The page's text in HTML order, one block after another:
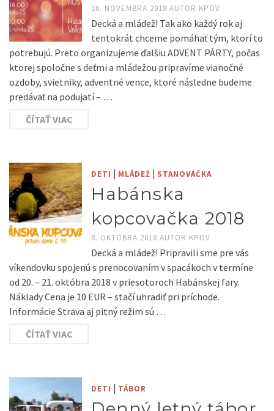
16. NOVEMBRA 2018AUTOR KPOV
Decká a mládež! Tak ako každý rok aj
tentokrát chceme pomáhať tým, ktorí to
potrebujú. Preto organizujeme ďalšiu ADVENT PÁRTY, počas
ktorej spoločne s deťmi a mládežou pripravíme vianočné
ozdoby, svietniky, adventné vence, ktoré následne budeme
predávať na podujatí – …
ČÍTAŤ VIAC
DETI | MLÁDEŽ | STANOVAČKA
Habánska
kopcovačka 2018
8. OKTÓBRA 2018AUTOR KPOV
Decká a mládež! Pripravili sme pre vás
víkendovku spojenú s prenocovaním v spacákoch v termíne
od 20. – 21. októbra 2018 v priesotoroch Habánskej fary.
Náklady Cena je 10 EUR – stačí uhradiť pri príchode.
Informácie Strava aj pitný režim sú …
ČÍTAŤ VIAC
DETI | TÁBOR